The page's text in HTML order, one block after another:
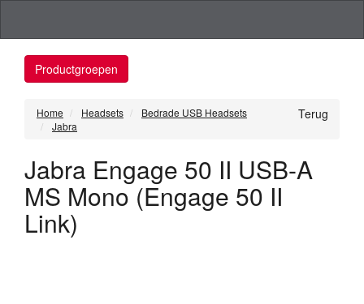
Productgroepen
Terug
Home Headsets
Bedrade USB Headsets
Jabra
Jabra Engage 50 II USB-A
MS Mono (Engage 50 II
Link)